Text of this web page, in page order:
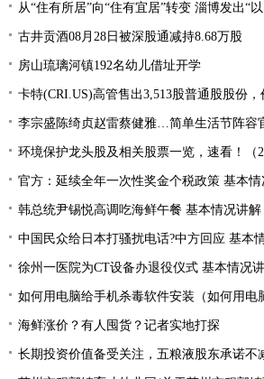
从“住有所居”向“住有宜居”转变 淄博发出“
古井贡酒08月28日被深股通减持8.68万股
房山琉璃河镇192名幼儿借址开学
卡特(CRI.US)高管售出3,513股普通股股份
李宗盛陈绮贞赵雷蔡健雅…简单生活节阵容
环境保护龙头股及相关股票一览，速看！（
官方：延续全年一次性奖金个税政策 基本
韩总统尹锡悦高调吃海鲜午餐 基本情况讲解
中国民众给日本打骚扰电话?中方回应 基本
徐州一医院为CT设备办退役仪式 基本情况
如何用电脑给手机杀毒软件安装（如何用电
海鲜涨价？有人囤货？记者实地打探
长期投资价值备受关注，五粮液股东承诺不